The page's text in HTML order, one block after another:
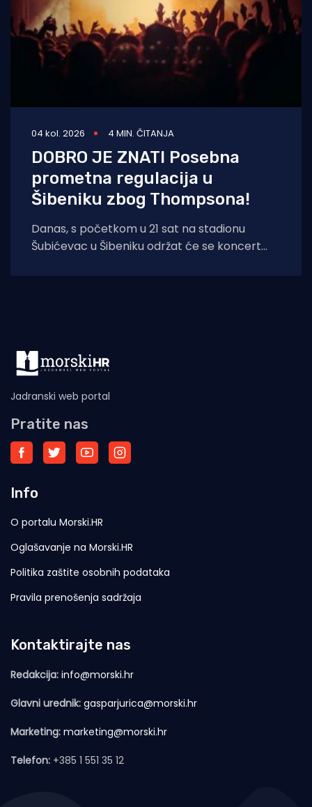
04 kol. 2026 4 MIN. ČITANJA
DOBRO JE ZNATI Posebna
prometna regulacija u
Šibeniku zbog Thompsona!
Danas, s početkom u 21 sat na stadionu
Šubićevac u Šibeniku održat će se koncert
Jadranski web portal
Pratite nas
Info
O portalu Morski.HR
Oglašavanje na Morski.HR
Politika zaštite osobnih podataka
Pravila prenošenja sadržaja
Kontaktirajte nas
Redakcija: info@morski.hr
Glavni urednik: gasparjurica@morski.hr
Marketing: marketing@morski.hr
Telefon: +385 1 551 35 12